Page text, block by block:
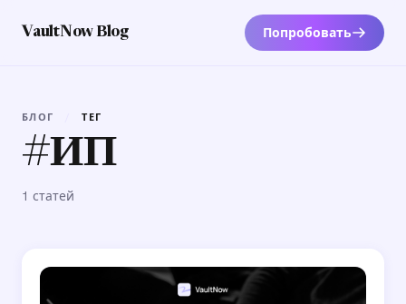
VaultNow Blog Попробовать
БЛОГ ТЕГ
#ИП
1 статей